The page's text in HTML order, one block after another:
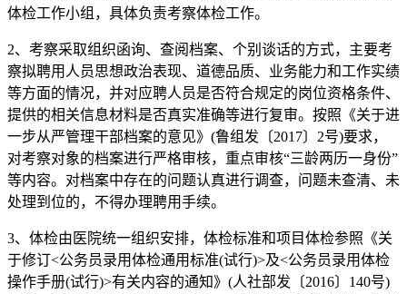
体检工作小组，具体负责考察体检工作。
2、考察采取组织函询、查阅档案、个别谈话的方式，主要考
察拟聘用人员思想政治表现、道德品质、业务能力和工作实绩
等方面的情况，并对应聘人员是否符合规定的岗位资格条件、
提供的相关信息材料是否真实准确等进行复审。按照《关于进
一步从严管理干部档案的意见》(鲁组发〔2017〕2号)要求，
对考察对象的档案进行严格审核，重点审核“三龄两历一身份”
等内容。对档案中存在的问题认真进行调查，问题未查清、未
处理到位的，不得办理聘用手续。
3、体检由医院统一组织安排，体检标准和项目体检参照《关
于修订<公务员录用体检通用标准(试行)>及<公务员录用体检
操作手册(试行)>有关内容的通知》(人社部发〔2016〕140号)